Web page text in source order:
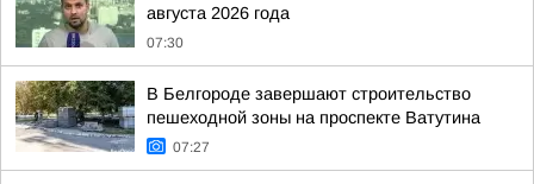
августа 2026 года
07:30
В Белгороде завершают строительство
пешеходной зоны на проспекте Ватутина
07:27